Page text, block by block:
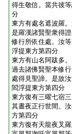
得生敬信。當共彼
分
東方有處名遮波羅
是羅漢諸賢聖衆得
修行所依住處。汝
浮提東方第四分
東方有山名阿跋多
過去諸佛賢聖本修
處得見聖諦。是故
閻浮提東方第四分
東方復有三曜七宿
其晝夜正行世間。
方第四分
東方復有天龍夜叉